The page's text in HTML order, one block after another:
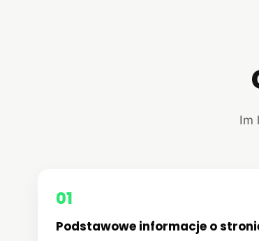
Im
01
Podstawowe informacje o